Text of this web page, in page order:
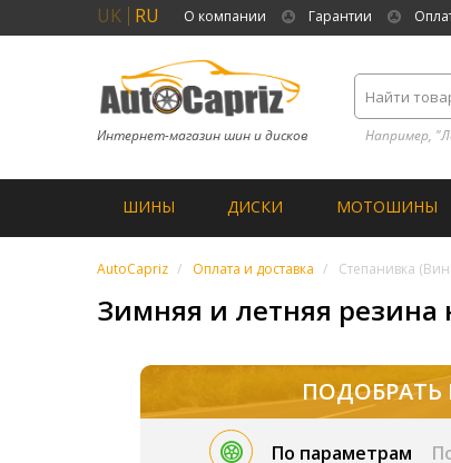
UK RU О компании Гарантии
Интернет-магазин шин и дисков Например,
ШИНЫ ДИСКИ МОТОШИНЫ
AutoCapriz Оплата и доставка Степанивка
Зимняя и летняя резина
По параметрам